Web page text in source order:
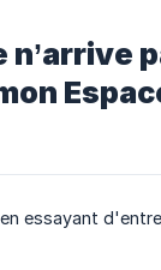
n’arrive
essayant